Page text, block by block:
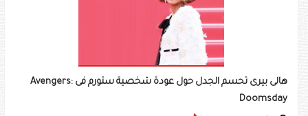
هالى بيرى تحسم الجدل حول عودة شخصية ستورم فى Avengers:
Doomsday